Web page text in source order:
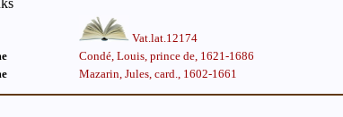
Vat.lat.12174
Condé, Louis, prince de, 1621-1686
Mazarin, Jules, card., 1602-1661